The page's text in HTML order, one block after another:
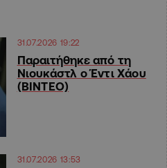
31.07.2026 19:22
Παραιτήθηκε από τη
Νιουκάστλ ο Έντι Χάου
(ΒΙΝΤΕΟ)
31.07.2026 13:53